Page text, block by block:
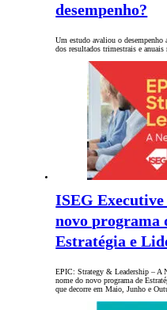
desempenho?
Um estudo avaliou o
dos resultados trimestrais e
ISEG
novo programa
Estratégia e
EPIC: Strategy & Leadership – A
nome do novo programa de
que decorre em Maio, Junho e